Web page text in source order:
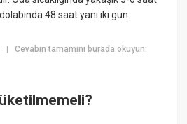
48 saat yani iki gün
|Cevabın tamamını burada okuyun: